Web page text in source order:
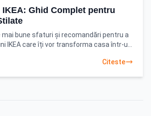
Ghid Complet pentru
mai bune sfaturi și recomandări pentru a
IKEA care îți vor transforma casa într-un
Citeste